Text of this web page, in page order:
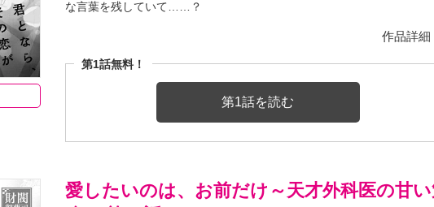
な言葉を残していて……？
作品詳細
第1話無料！
第1話を読む
愛したいのは、お前だけ～天才外科医の甘